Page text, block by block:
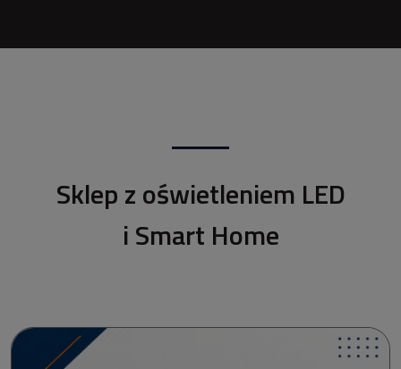
Sklep z oświetleniem LED
i Smart Home